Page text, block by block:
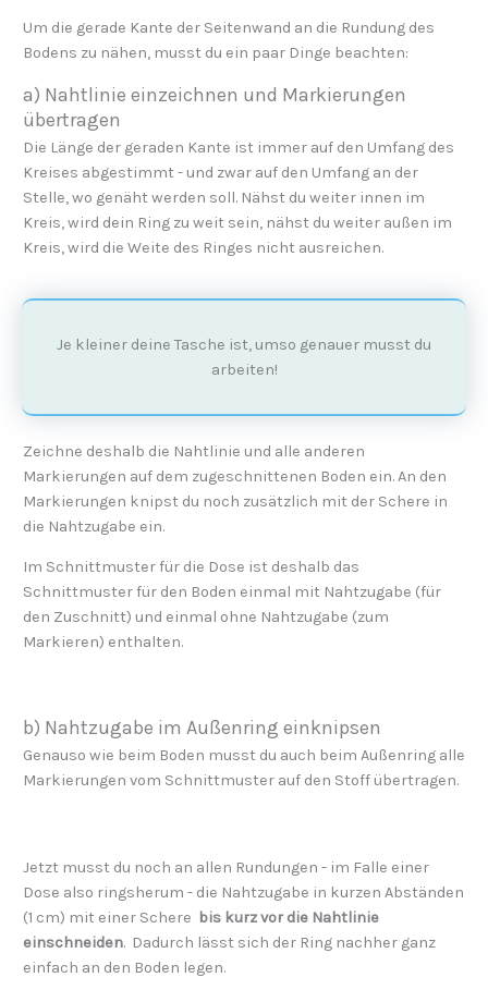
Um die gerade Kante der Seitenwand an die Rundung des
Bodens zu nähen, musst du ein paar Dinge beachten:
a) Nahtlinie einzeichnen und Markierungen
übertragen
Die Länge der geraden Kante ist immer auf den Umfang des
Kreises abgestimmt - und zwar auf den Umfang an der
Stelle, wo genäht werden soll. Nähst du weiter innen im
Kreis, wird dein Ring zu weit sein, nähst du weiter außen im
Kreis, wird die Weite des Ringes nicht ausreichen.
Je kleiner deine Tasche ist, umso genauer musst du
arbeiten!
Zeichne deshalb die Nahtlinie und alle anderen
Markierungen auf dem zugeschnittenen Boden ein. An den
Markierungen knipst du noch zusätzlich mit der Schere in
die Nahtzugabe ein.
Im Schnittmuster für die Dose ist deshalb das
Schnittmuster für den Boden einmal mit Nahtzugabe (für
den Zuschnitt) und einmal ohne Nahtzugabe (zum
Markieren) enthalten.
b) Nahtzugabe im Außenring einknipsen
Genauso wie beim Boden musst du auch beim Außenring alle
Markierungen vom Schnittmuster auf den Stoff übertragen.
Jetzt musst du noch an allen Rundungen - im Falle einer
Dose also ringsherum - die Nahtzugabe in kurzen Abständen
(1 cm) mit einer Schere bis kurz vor die Nahtlinie
einschneiden. Dadurch lässt sich der Ring nachher ganz
einfach an den Boden legen.